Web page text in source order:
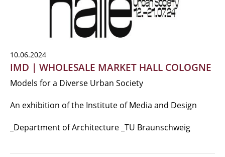
10.06.2024
IMD | WHOLESALE MARKET HALL COLOGNE
Models for a Diverse Urban Society
An exhibition of the Institute of Media and Design
_Department of Architecture _TU Braunschweig